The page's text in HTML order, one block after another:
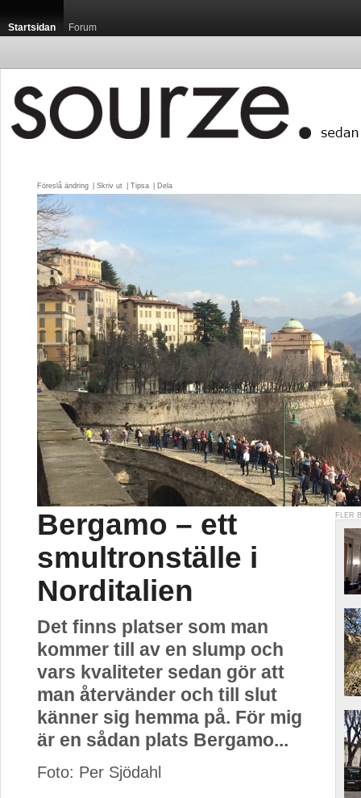
Startsidan Forum
Föreslå ändring Skriv ut Tipsa Dela
FLER
Bergamo – ett
smultronställe i
Norditalien
Det finns platser som man
kommer till av en slump och
vars kvaliteter sedan gör att
man återvänder och till slut
känner sig hemma på. För mig
är en sådan plats Bergamo...
Foto: Per Sjödahl